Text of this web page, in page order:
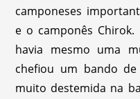
camponeses
e o camponês Chirok.
havia mesmo uma
chefiou um bando
muito destemida na